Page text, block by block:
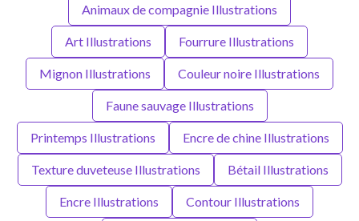
Animaux de compagnie Illustrations
Art Illustrations Fourrure Illustrations
Mignon Illustrations Couleur noire Illustrations
Faune sauvage Illustrations
Printemps Illustrations Encre de chine Illustrations
Texture duveteuse Illustrations Bétail Illustrations
Encre Illustrations Contour Illustrations